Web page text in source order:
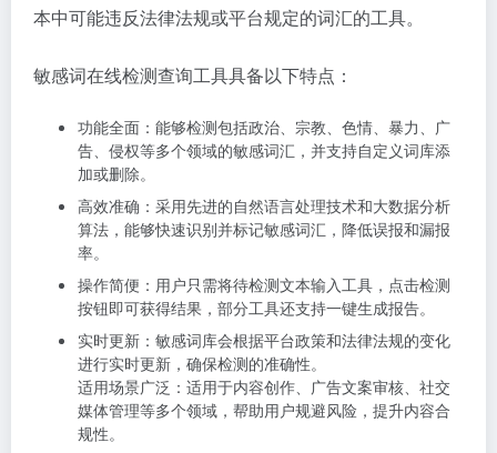
本中可能违反法律法规或平台规定的词汇的工具。
敏感词在线检测查询工具具备以下特点：
功能全面：能够检测包括政治、宗教、色情、暴力、广
告、侵权等多个领域的敏感词汇，并支持自定义词库添
加或删除。
高效准确：采用先进的自然语言处理技术和大数据分析
算法，能够快速识别并标记敏感词汇，降低误报和漏报
率。
操作简便：用户只需将待检测文本输入工具，点击检测
按钮即可获得结果，部分工具还支持一键生成报告。
实时更新：敏感词库会根据平台政策和法律法规的变化
进行实时更新，确保检测的准确性。
适用场景广泛：适用于内容创作、广告文案审核、社交
媒体管理等多个领域，帮助用户规避风险，提升内容合
规性。